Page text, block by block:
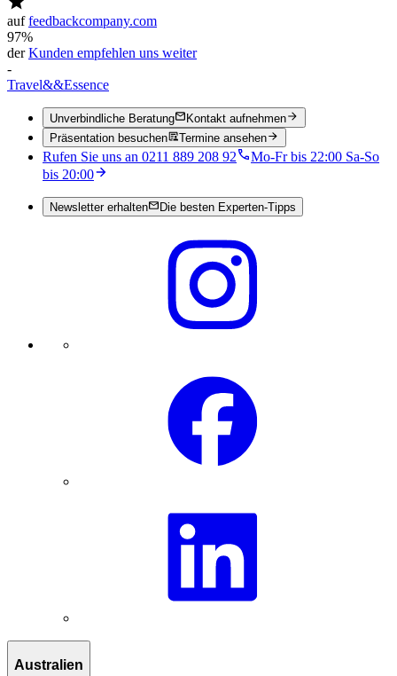
auffeedbackcompany.com
97%
derKunden empfehlen uns weiter
-
Travel&&Essence
Unverbindliche Beratung
Kontakt aufnehmen
Präsentation besuchen
Termine ansehen
Rufen Sie uns an 0211 889 208 92
Mo-Fr bis 22:00 Sa-So
bis 20:00
Newsletter erhalten Die besten Experten-Tipps
Australien